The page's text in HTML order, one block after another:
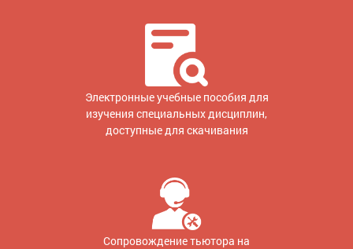
Электронные учебные пособия для
изучения специальных дисциплин,
доступные для скачивания
Сопровождение тьютора на